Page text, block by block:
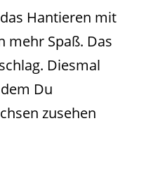
Hantieren mit
mehr Spaß. Das
Diesmal
Du
zusehen